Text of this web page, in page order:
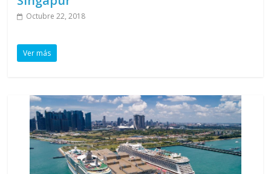
Octubre 22, 2018
Ver más